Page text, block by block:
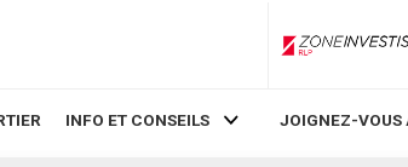
INFO ET CONSEILS JOIGNEZ-VOUS